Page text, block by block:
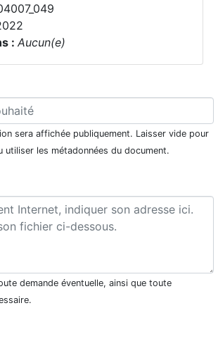
: Aucun(e)
sera affichée publiquement. Laisser vide pour
utiliser les métadonnées du document.
demande éventuelle, ainsi que toute